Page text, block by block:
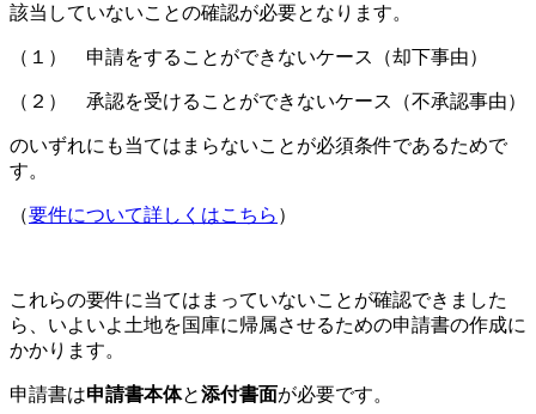
該当していないことの確認が必要となります。
（１） 申請をすることができないケース（却下事由）
（２） 承認を受けることができないケース（不承認事由）
のいずれにも当てはまらないことが必須条件であるためで
す。
（要件について詳しくはこちら ）
これらの要件に当てはまっていないことが確認できました
ら、いよいよ土地を国庫に帰属させるための申請書の作成に
かかります。
申請書は申請書本体と添付書面が必要です。